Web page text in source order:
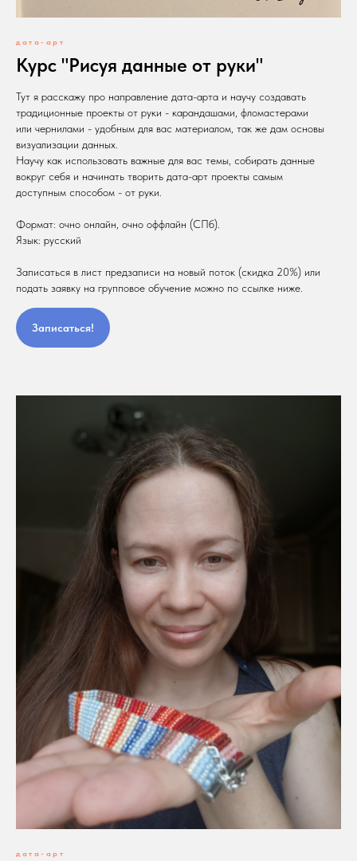
дата-арт
Курс "Рисуя данные от руки"
Тут я расскажу про направление дата-арта и научу создавать
традиционные проекты от руки - карандашами, фломастерами
или чернилами - удобным для вас материалом, так же дам основы
визуализации данных.
Научу как использовать важные для вас темы, собирать данные
вокруг себя и начинать творить дата-арт проекты самым
доступным способом - от руки.
Формат: очно онлайн, очно оффлайн (СПб).
Язык: русский
Записаться в лист предзаписи на новый поток (скидка 20%) или
подать заявку на групповое обучение можно по ссылке ниже.
Записаться!
дата-арт